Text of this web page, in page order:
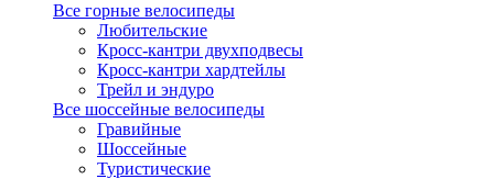
Все горные велосипеды
Любительские
Кросс-кантри двухподвесы
Кросс-кантри хардтейлы
Трейл и эндуро
Все шоссейные велосипеды
Гравийные
Шоссейные
Туристические